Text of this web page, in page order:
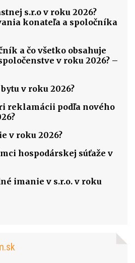
s.r.o v roku 2026?
konateľa a spoločníka
a čo všetko obsahuje
v roku 2026? –
v roku 2026?
reklamácii podľa nového
v roku 2026?
hospodárskej súťaže v
imanie v s.r.o. v roku